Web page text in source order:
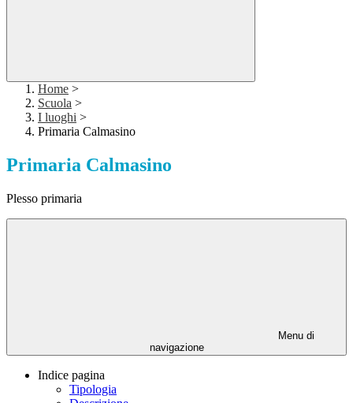
Home >
Scuola >
I luoghi >
Primaria Calmasino
Primaria Calmasino
Plesso primaria
Menu di
navigazione
Indice pagina
Tipologia